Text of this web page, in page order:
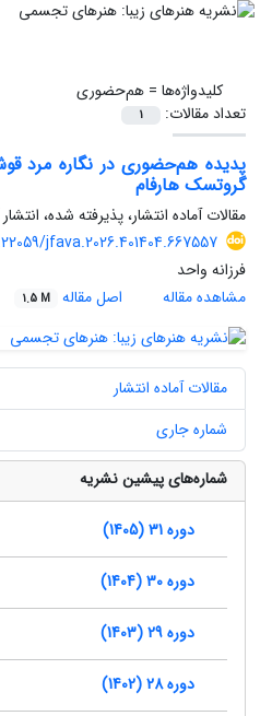
کلیدواژه‌ها =هم‌حضوری
تعداد مقالات:
1
پدیده هم‌حضوری در نگاره‌ مرد
گروتسک هارفام
مقالات آماده انتشار، پذیرفته شده، انتشار
jfava.2026.401404.667557
فرزانه واحد
مشاهده مقاله
اصل مقاله 1.5 M
مقالات آماده انتشار
شماره جاری
شماره‌های پیشین نشریه
دوره 31 (1405)
دوره 30 (1404)
دوره 29 (1403)
دوره 28 (1402)